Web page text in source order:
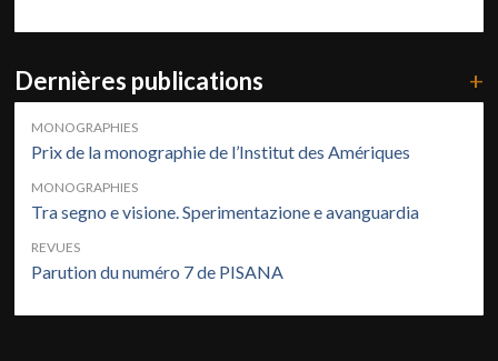
Dernières publications +
MONOGRAPHIES
Prix de la monographie de l’Institut des Amériques
MONOGRAPHIES
Tra segno e visione. Sperimentazione e avanguardia
REVUES
Parution du numéro 7 de PISANA